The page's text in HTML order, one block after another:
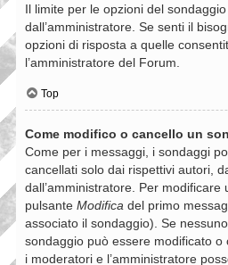
Il limite per le opzioni del
dall’amministratore. Se senti il
opzioni di risposta a quelle
l’amministratore del Forum.
Top
Come modifico o cancello un
Come per i messaggi, i sondaggi
cancellati solo dai rispettivi autori,
dall’amministratore. Per modificare
pulsante Modifica del primo
associato il sondaggio). Se
sondaggio può essere modificato o
i moderatori e l’amministratore